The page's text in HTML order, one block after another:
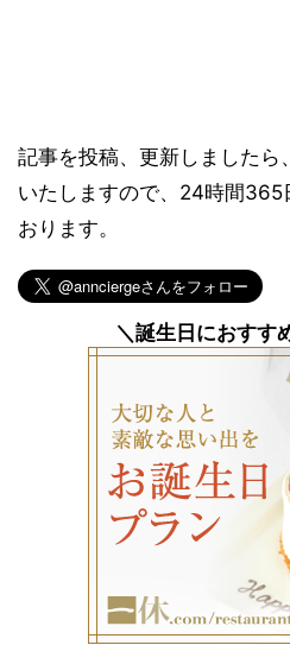
記事を投稿、更新しましたら
いたしますので、24時間365
おります。
＼誕生日におすす